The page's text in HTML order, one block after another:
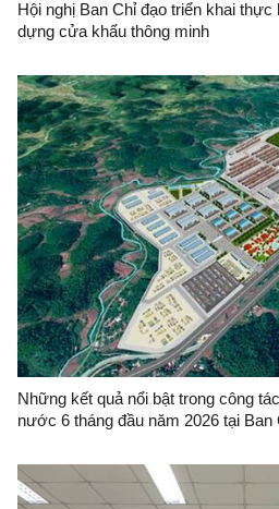
Hội nghị Ban Chỉ đạo triển khai
dựng cửa khẩu thông minh
Những kết quả nổi bật trong công
nước 6 tháng đầu năm 2026 tại